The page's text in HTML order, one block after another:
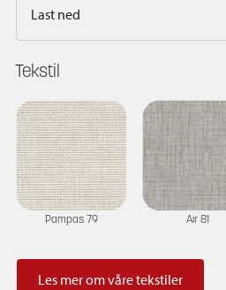
Last ned
Tekstil
Pampas 79 Air 81
Les mer om våre tekstiler